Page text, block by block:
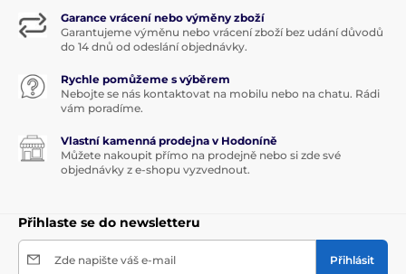
Garance vrácení nebo výměny zboží
Garantujeme výměnu nebo vrácení zboží bez udání důvodů
do 14 dnů od odeslání objednávky.
Rychle pomůžeme s výběrem
Nebojte se nás kontaktovat na mobilu nebo na chatu. Rádi
vám poradíme.
Vlastní kamenná prodejna v Hodoníně
Můžete nakoupit přímo na prodejně nebo si zde své
objednávky z e-shopu vyzvednout.
Přihlaste se do newsletteru
Zde napište váš e-mail Přihlásit